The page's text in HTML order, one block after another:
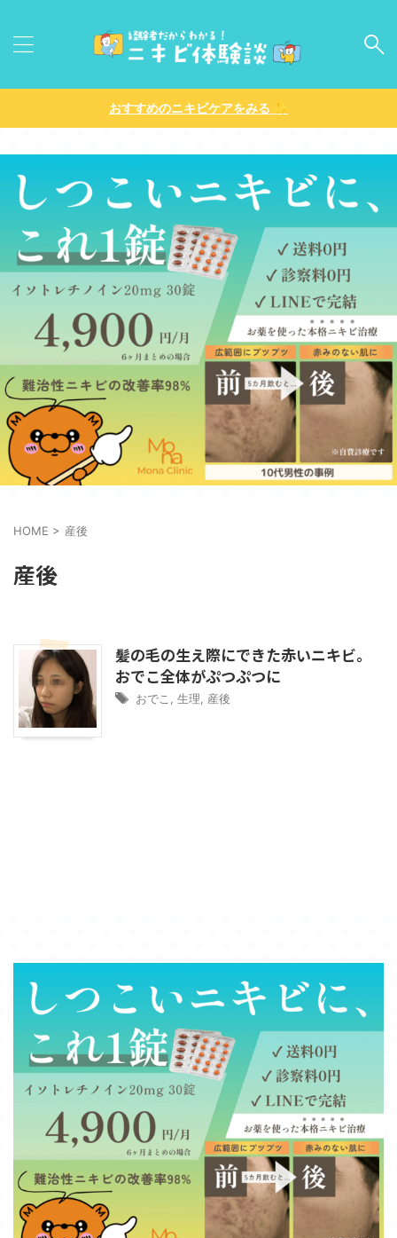
おすすめのニキビケアをみる ✨
HOME > 産後
産後
髪の毛の生え際にできた赤いニキビ。
おでこ全体がぷつぷつに
おでこ , 生理, 産後